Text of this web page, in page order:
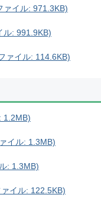
ァイル: 971.3KB)
ル: 991.9KB)
ァイル: 114.6KB)
1.2MB)
イル: 1.3MB)
: 1.3MB)
イル: 122.5KB)